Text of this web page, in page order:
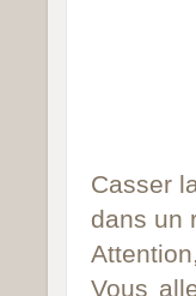
Casser
dans un
Vous